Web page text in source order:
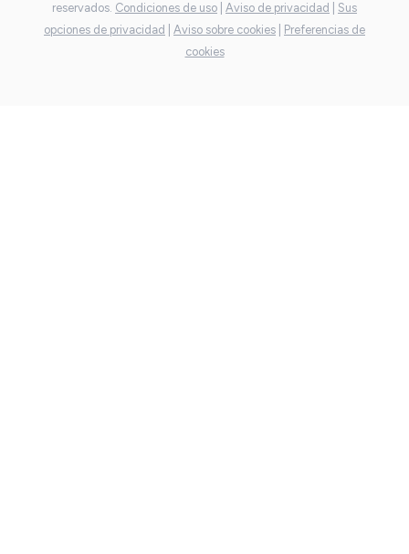
reservados. Condiciones de uso Aviso de privacidad
Sus
opciones de privacidad
Aviso sobre cookies
Preferencias de
cookies